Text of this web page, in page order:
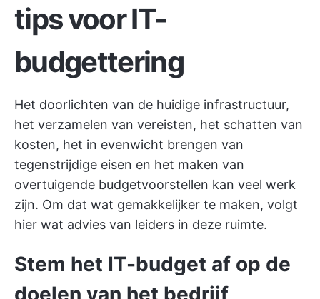
tips voor IT-
budgettering
Het doorlichten van de huidige infrastructuur,
het verzamelen van vereisten, het schatten van
kosten, het in evenwicht brengen van
tegenstrijdige eisen en het maken van
overtuigende budgetvoorstellen kan veel werk
zijn. Om dat wat gemakkelijker te maken, volgt
hier wat advies van leiders in deze ruimte.
Stem het IT-budget af op de
doelen van het bedrijf